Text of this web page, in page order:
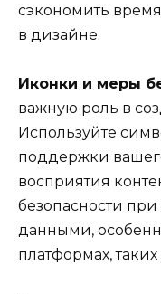
сэкономить
в дизайне.
Иконки и меры
важную роль в
Используйте
поддержки
восприятия
безопасности
данными,
платформах,